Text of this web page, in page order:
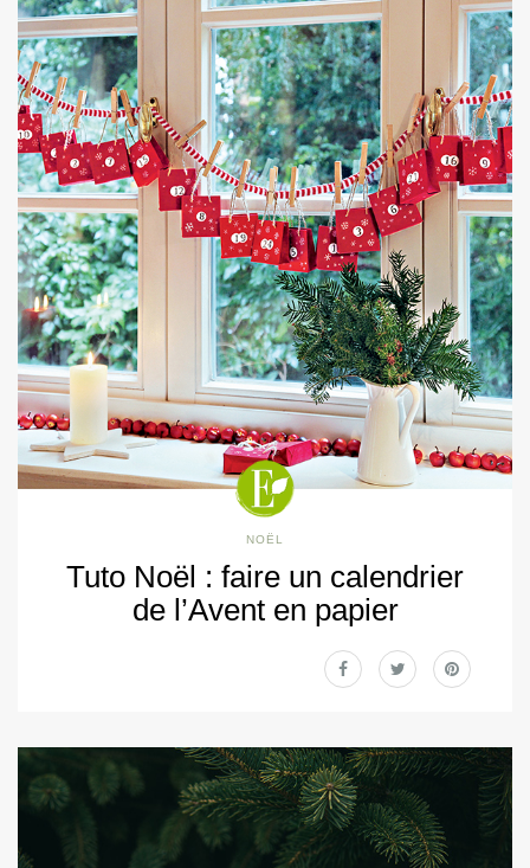
NOËL
Tuto Noël : faire un calendrier
de l’Avent en papier